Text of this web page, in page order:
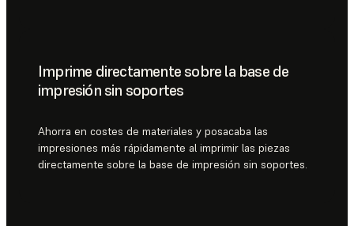
Imprime directamente sobre la base de
impresión sin soportes
Ahorra en costes de materiales y posacaba las
impresiones más rápidamente al imprimir las piezas
directamente sobre la base de impresión sin soportes.